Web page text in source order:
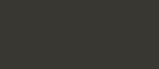
| CP 11100